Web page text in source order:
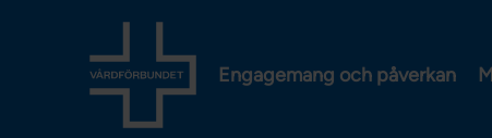
Engagemang och påverkan